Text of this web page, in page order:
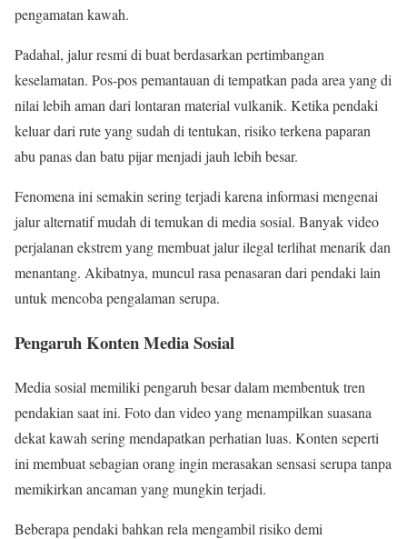
pengamatan kawah.
Padahal, jalur resmi di buat berdasarkan pertimbangan
keselamatan. Pos-pos pemantauan di tempatkan pada area yang di
nilai lebih aman dari lontaran material vulkanik. Ketika pendaki
keluar dari rute yang sudah di tentukan, risiko terkena paparan
abu panas dan batu pijar menjadi jauh lebih besar.
Fenomena ini semakin sering terjadi karena informasi mengenai
jalur alternatif mudah di temukan di media sosial. Banyak video
perjalanan ekstrem yang membuat jalur ilegal terlihat menarik dan
menantang. Akibatnya, muncul rasa penasaran dari pendaki lain
untuk mencoba pengalaman serupa.
Pengaruh Konten Media Sosial
Media sosial memiliki pengaruh besar dalam membentuk tren
pendakian saat ini. Foto dan video yang menampilkan suasana
dekat kawah sering mendapatkan perhatian luas. Konten seperti
ini membuat sebagian orang ingin merasakan sensasi serupa tanpa
memikirkan ancaman yang mungkin terjadi.
Beberapa pendaki bahkan rela mengambil risiko demi